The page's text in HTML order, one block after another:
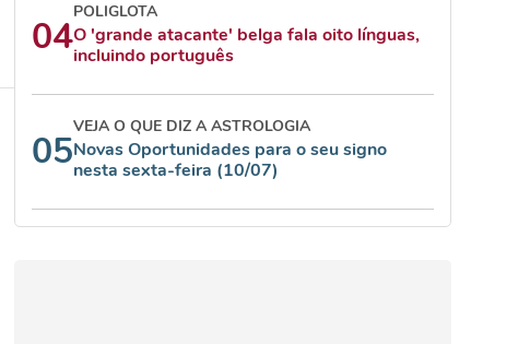
04
POLIGLOTA
O 'grande atacante' belga fala oito línguas,
incluindo português
05
VEJA O QUE DIZ A ASTROLOGIA
Novas Oportunidades para o seu signo
nesta sexta-feira (10/07)